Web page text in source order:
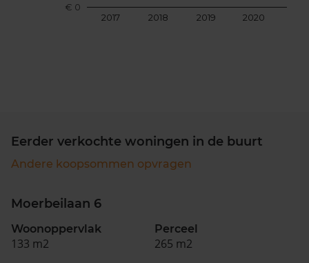
2017 2018 2019 2020
€ 0
Eerder verkochte woningen in de buurt
Andere koopsommen opvragen
Moerbeilaan 6
Woonoppervlak
133 m2
Perceel
265 m2